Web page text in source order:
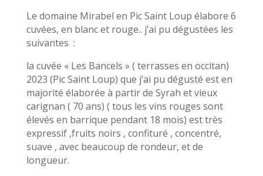
Le domaine Mirabel en Pic Saint Loup élabore 6
cuvées, en blanc et rouge.. j’ai pu dégustées les
suivantes :
la cuvée « Les Bancels » ( terrasses en occitan)
2023 (Pic Saint Loup) que j’ai pu dégusté est en
majorité élaborée à partir de Syrah et vieux
carignan ( 70 ans) ( tous les vins rouges sont
élevés en barrique pendant 18 mois) est très
expressif ,fruits noirs , confituré , concentré,
suave , avec beaucoup de rondeur, et de
longueur.